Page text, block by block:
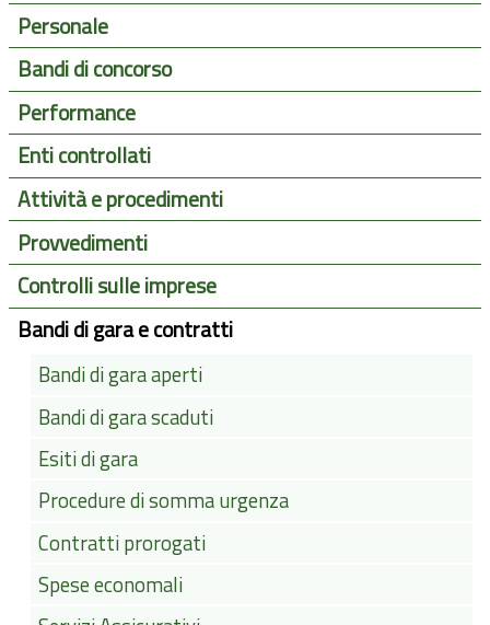
Personale
Bandi di concorso
Performance
Enti controllati
Attività e procedimenti
Provvedimenti
Controlli sulle imprese
Bandi di gara e contratti
Bandi di gara aperti
Bandi di gara scaduti
Esiti di gara
Procedure di somma urgenza
Contratti prorogati
Spese economali